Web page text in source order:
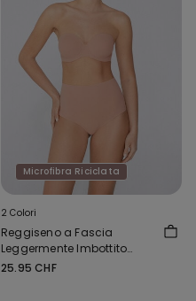
Microfibra Riciclata
2 Colori
Reggiseno a Fascia
Leggermente Imbottito
Microfibra Riciclata Full
25.95 CHF